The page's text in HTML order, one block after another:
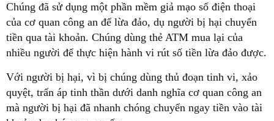
Chúng đã sử dụng một phần mềm giả mạo số điện thoại
của cơ quan công an để lừa đảo, dụ người bị hại chuyển
tiền qua tài khoản. Chúng dùng thẻ ATM mua lại của
nhiều người để thực hiện hành vi rút số tiền lừa đảo được.
Với người bị hại, vì bị chúng dùng thủ đoạn tinh vi, xảo
quyệt, trấn áp tinh thần dưới danh nghĩa cơ quan công an
mà người bị hại đã nhanh chóng chuyển ngay tiền vào tài